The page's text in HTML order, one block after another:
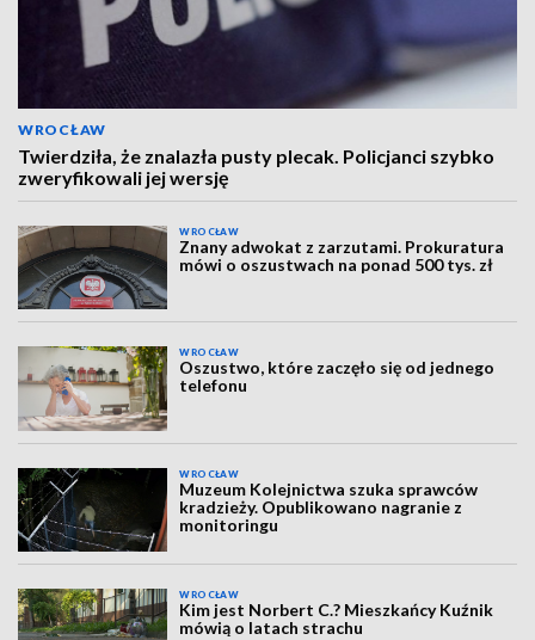
WROCŁAW
Twierdziła, że znalazła pusty plecak. Policjanci szybko
zweryfikowali jej wersję
WROCŁAW
Znany adwokat z zarzutami. Prokuratura
mówi o oszustwach na ponad 500 tys. zł
WROCŁAW
Oszustwo, które zaczęło się od jednego
telefonu
WROCŁAW
Muzeum Kolejnictwa szuka sprawców
kradzieży. Opublikowano nagranie z
monitoringu
WROCŁAW
Kim jest Norbert C.? Mieszkańcy Kuźnik
mówią o latach strachu